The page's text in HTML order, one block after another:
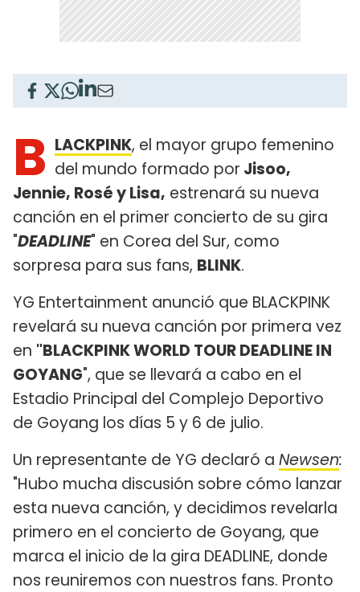
B LACKPINK, el mayor grupo femenino
del mundo formado por Jisoo,
Jennie, Rosé y Lisa, estrenará su nueva
canción en el primer concierto de su gira
"DEADLINE" en Corea del Sur, como
sorpresa para sus fans, BLINK.
YG Entertainment anunció que BLACKPINK
revelará su nueva canción por primera vez
en "BLACKPINK WORLD TOUR DEADLINE IN
GOYANG", que se llevará a cabo en el
Estadio Principal del Complejo Deportivo
de Goyang los días 5 y 6 de julio.
Un representante de YG declaró a Newsen:
"Hubo mucha discusión sobre cómo lanzar
esta nueva canción, y decidimos revelarla
primero en el concierto de Goyang, que
marca el inicio de la gira DEADLINE, donde
nos reuniremos con nuestros fans. Pronto